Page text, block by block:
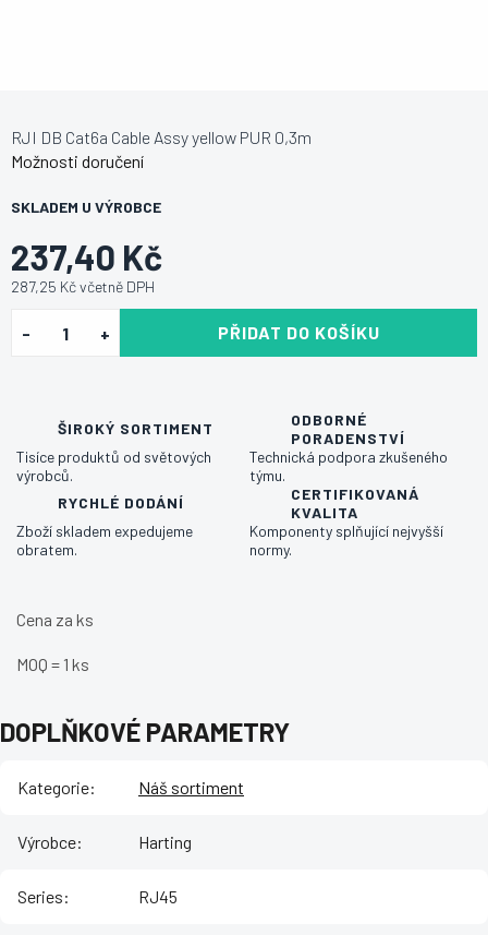
237,40 Kč
287,25 Kč včetně DPH
SKLADEM U VÝROBCE
Možnosti doručení
PŘIDAT DO KOŠÍKU
RJI DB Cat6a Cable Assy yellow PUR 0,3m
ŠIROKÝ SORTIMENT
Tisíce produktů od světových
výrobců.
ODBORNÉ
PORADENSTVÍ
Technická podpora zkušeného
týmu.
RYCHLÉ DODÁNÍ
Zboží skladem expedujeme
obratem.
CERTIFIKOVANÁ
KVALITA
Komponenty splňující nejvyšší
normy.
Cena za ks
MOQ = 1 ks
DOPLŇKOVÉ PARAMETRY
Kategorie: Náš sortiment
Výrobce: Harting
Series: RJ45